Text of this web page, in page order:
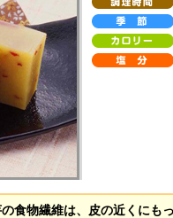
食物繊維は、皮の近くにも